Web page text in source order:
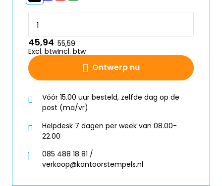
Ontwerp nu
45,94
Excl. btw
55,59
Incl. btw
Vóór 15.00 uur besteld, zelfde dag op de
post (ma/vr)
Helpdesk 7 dagen per week van 08.00-
22.00
085 488 18 81 /
verkoop@kantoorstempels.nl